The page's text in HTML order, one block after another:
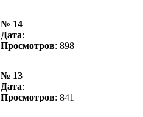
№ 14
Дата:
Просмотров: 898
№ 13
Дата:
Просмотров: 841